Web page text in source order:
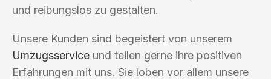
und reibungslos zu gestalten.
Unsere Kunden sind begeistert von unserem
Umzugsservice und teilen gerne ihre positiven
Erfahrungen mit uns. Sie loben vor allem unsere